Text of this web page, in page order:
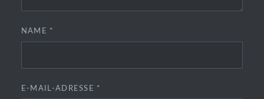
NAME *
E-MAIL-ADRESSE *